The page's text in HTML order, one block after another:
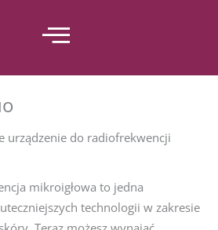
urządzenie do radiofrekwencji
mikroigłowa to jedna
technologii w zakresie